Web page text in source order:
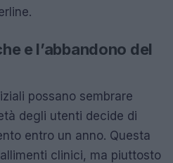
e l’abbandono del
possano sembrare
degli utenti decide di
entro un anno. Questa
clinici, ma piuttosto